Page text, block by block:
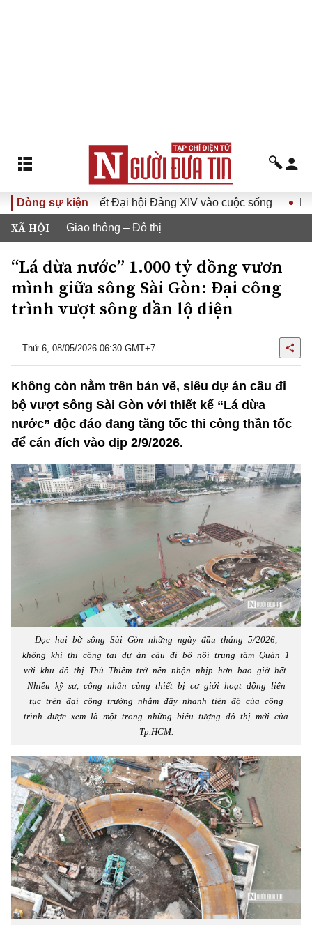
Dòng sự kiện
quyết Đại hội Đảng XIV vào cuộc sống Hướng tới Đại
XÃ HỘI Giao thông – Đô thị
“Lá dừa nước” 1.000 tỷ đồng vươn
mình giữa sông Sài Gòn: Đại công
trình vượt sông dần lộ diện
Thứ 6, 08/05/2026 06:30 GMT+7
Không còn nằm trên bản vẽ, siêu dự án cầu đi
bộ vượt sông Sài Gòn với thiết kế “Lá dừa
nước” độc đáo đang tăng tốc thi công thần tốc
để cán đích vào dịp 2/9/2026.
Dọc hai bờ sông Sài Gòn những ngày đầu tháng 5/2026,
không khí thi công tại dự án cầu đi bộ nối trung tâm Quận 1
với khu đô thị Thủ Thiêm trở nên nhộn nhịp hơn bao giờ hết.
Nhiều kỹ sư, công nhân cùng thiết bị cơ giới hoạt động liên
tục trên đại công trường nhằm đẩy nhanh tiến độ của công
trình được xem là một trong những biểu tượng đô thị mới của
Tp.HCM.